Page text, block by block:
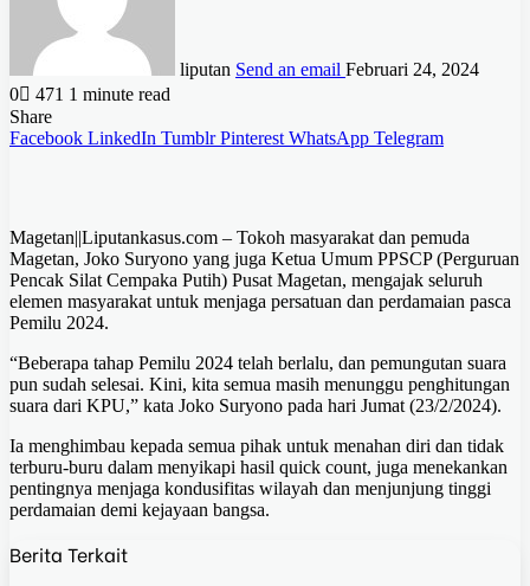
liputan Send an email Februari 24, 2024
0
471 1 minute read
Share
Facebook LinkedIn Tumblr Pinterest WhatsApp Telegram
Magetan||Liputankasus.com – Tokoh masyarakat dan pemuda
Magetan, Joko Suryono yang juga Ketua Umum PPSCP (Perguruan
Pencak Silat Cempaka Putih) Pusat Magetan, mengajak seluruh
elemen masyarakat untuk menjaga persatuan dan perdamaian pasca
Pemilu 2024.
“Beberapa tahap Pemilu 2024 telah berlalu, dan pemungutan suara
pun sudah selesai. Kini, kita semua masih menunggu penghitungan
suara dari KPU,” kata Joko Suryono pada hari Jumat (23/2/2024).
Ia menghimbau kepada semua pihak untuk menahan diri dan tidak
terburu-buru dalam menyikapi hasil quick count, juga menekankan
pentingnya menjaga kondusifitas wilayah dan menjunjung tinggi
perdamaian demi kejayaan bangsa.
Berita Terkait